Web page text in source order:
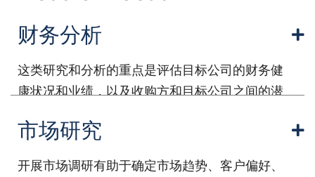
财务分析
这类研究和分析的重点是评估目标公司的财务健
康状况和业绩，以及收购方和目标公司之间的潜
值、盈利能力和风险评估。
市场研究
开展市场调研有助于确定市场趋势、客户偏好、